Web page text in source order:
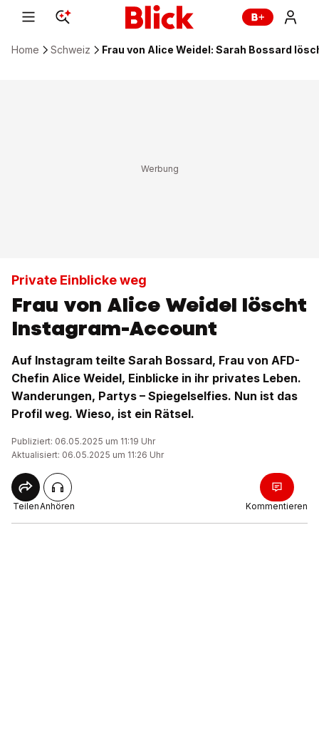
Home Schweiz Frau von Alice Weidel: Sarah Bossard
Private Einblicke weg
Frau von Alice Weidel löscht
Instagram-Account
Auf Instagram teilte Sarah Bossard, Frau von AFD-
Chefin Alice Weidel, Einblicke in ihr privates Leben.
Wanderungen, Partys – Spiegelselfies. Nun ist das
Profil weg. Wieso, ist ein Rätsel.
Publiziert: 06.05.2025 um 11:19 Uhr
Aktualisiert: 06.05.2025 um 11:26 Uhr
TeilenAnhören Kommentieren